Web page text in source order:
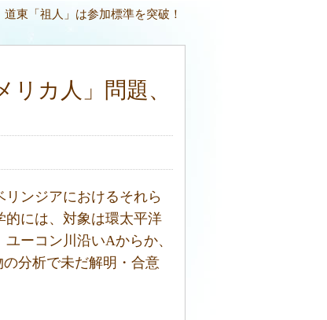
東「祖人」は参加標準を突破！
カ人」問題、
ンジアにおけるそれら
的には、対象は環太平洋
ーコン川沿いAからか、
分析で未だ解明・合意